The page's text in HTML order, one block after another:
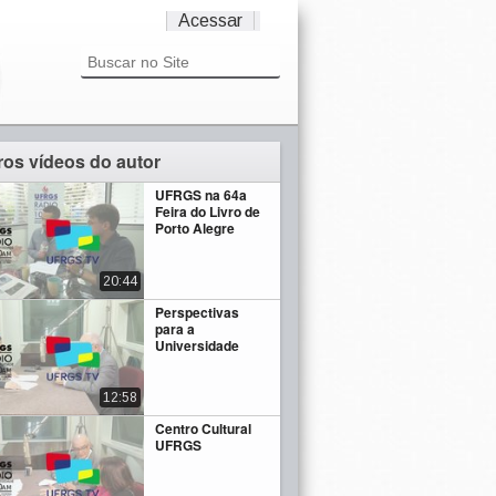
Acessar
vídeos do autor
UFRGS na 64a
Feira do Livro de
Porto Alegre
20:44
Perspectivas
para a
Universidade
12:58
Centro Cultural
UFRGS